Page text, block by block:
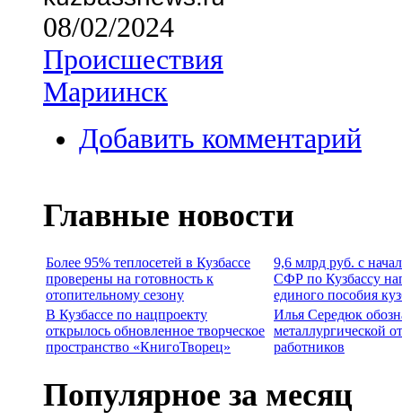
08/02/2024
Происшествия
Мариинск
Добавить комментарий
Главные новости
Более 95% теплосетей в Кузбассе
проверены на готовность к
отопительному сезону
9,6 млрд руб. с
СФР по Кузбассу
единого пособия
В Кузбассе по нацпроекту
открылось обновленное творческое
пространство «КнигоТворец»
Илья Середюк
металлургической
работников
Популярное за месяц